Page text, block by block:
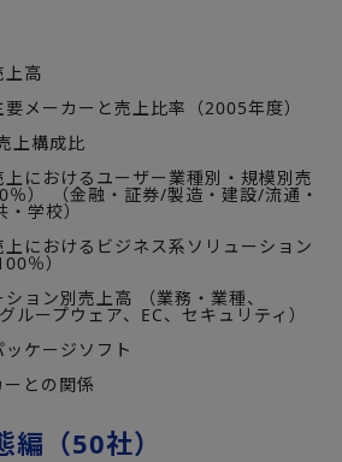
上高
メーカーと売上比率（2005年度）
上構成比
におけるユーザー業種別・規模別売
） （金融・証券/製造・建設/流通・
学校）
におけるビジネス系ソリューション
％）
ョン別売上高 （業務・業種、
ループウェア、EC、セキュリティ）
ケージソフト
との関係
（50社）